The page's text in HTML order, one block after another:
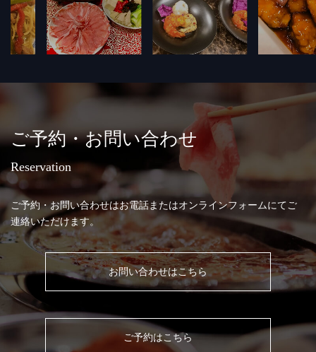
ご予約・お問い合わせ
Reservation
ご予約・お問い合わせはお電話またはオンラインフォームにてご
連絡いただけます。
お問い合わせはこちら
ご予約はこちら